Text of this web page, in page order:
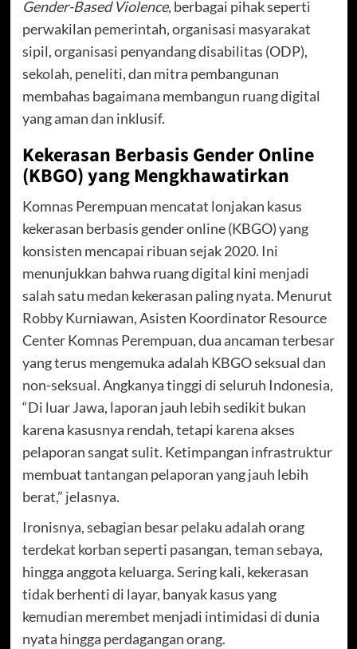
Gender-Based Violence, berbagai pihak seperti
perwakilan pemerintah, organisasi masyarakat
sipil, organisasi penyandang disabilitas (ODP),
sekolah, peneliti, dan mitra pembangunan
membahas bagaimana membangun ruang digital
yang aman dan inklusif.
Kekerasan Berbasis Gender Online
(KBGO) yang Mengkhawatirkan
Komnas Perempuan mencatat lonjakan kasus
kekerasan berbasis gender online (KBGO) yang
konsisten mencapai ribuan sejak 2020. Ini
menunjukkan bahwa ruang digital kini menjadi
salah satu medan kekerasan paling nyata. Menurut
Robby Kurniawan, Asisten Koordinator Resource
Center Komnas Perempuan, dua ancaman terbesar
yang terus mengemuka adalah KBGO seksual dan
non-seksual. Angkanya tinggi di seluruh Indonesia,
“Di luar Jawa, laporan jauh lebih sedikit bukan
karena kasusnya rendah, tetapi karena akses
pelaporan sangat sulit. Ketimpangan infrastruktur
membuat tantangan pelaporan yang jauh lebih
berat,” jelasnya.
Ironisnya, sebagian besar pelaku adalah orang
terdekat korban seperti pasangan, teman sebaya,
hingga anggota keluarga. Sering kali, kekerasan
tidak berhenti di layar, banyak kasus yang
kemudian merembet menjadi intimidasi di dunia
nyata hingga perdagangan orang.